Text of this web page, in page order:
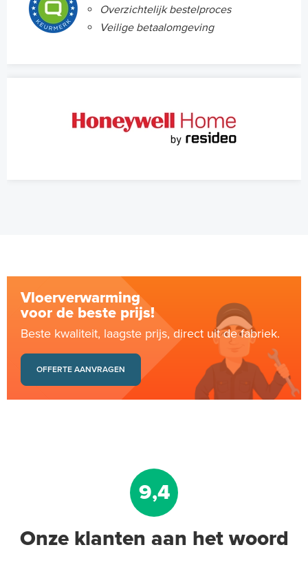
Overzichtelijk bestelproces
Veilige betaalomgeving
Vloerverwarming
voor de beste prijs!
Beste kwaliteit, laagste prijs, direct uit de fabriek.
OFFERTE AANVRAGEN
9,4
Onze klanten aan het woord